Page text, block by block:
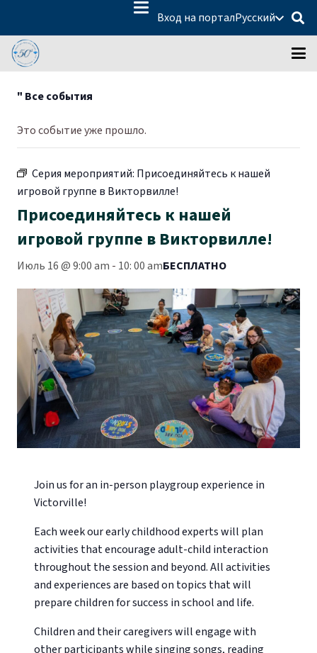
Вход на порталРусский
" Все события
Это событие уже прошло.
Серия мероприятий: Присоединяйтесь к нашей
игровой группе в Викторвилле!
Присоединяйтесь к нашей
игровой группе в Викторвилле!
Июль 16 @ 9:00 am - 10:00 amБЕСПЛАТНО
Join us for an in-person playgroup experience in
Victorville!
Each week our early childhood experts will plan
activities that encourage adult-child interaction
throughout the session and beyond. All activities
and experiences are based on topics that will
prepare children for success in school and life.
Children and their caregivers will engage with
other participants while singing songs, reading